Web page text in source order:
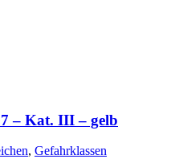
– Kat. III – gelb
, Gefahrklassen